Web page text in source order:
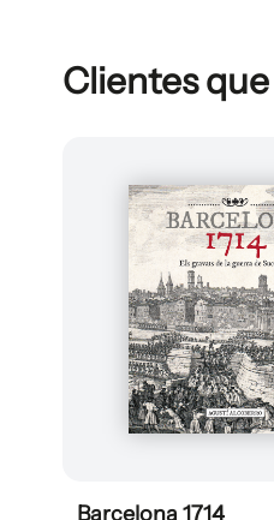
Clientes
Barcelona 1714